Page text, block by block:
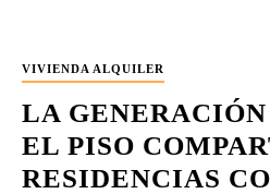
VIVIENDA ALQUILER
LA
EL PISO
RESIDENCIAS